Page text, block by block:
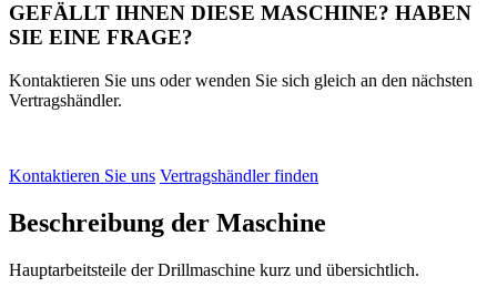
GEFÄLLT IHNEN DIESE MASCHINE? HABEN
SIE EINE FRAGE?
Kontaktieren Sie uns oder wenden Sie sich gleich an den nächsten
Vertragshändler.
Kontaktieren Sie uns Vertragshändler finden
Beschreibung der Maschine
Hauptarbeitsteile der Drillmaschine kurz und übersichtlich.